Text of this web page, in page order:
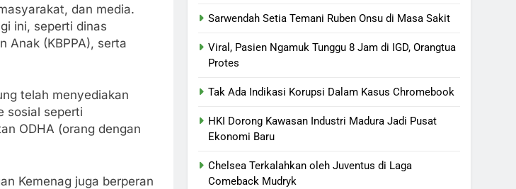
dan media.
ini, seperti dinas
Anak (KBPPA), serta
telah menyediakan
sosial seperti
ODHA (orang dengan
Kemenag juga berperan
Sarwendah Setia Temani Ruben Onsu di Masa Sakit
Viral, Pasien Ngamuk Tunggu 8 Jam di IGD, Orangtua
Protes
Tak Ada Indikasi Korupsi Dalam Kasus Chromebook
HKI Dorong Kawasan Industri Madura Jadi Pusat
Ekonomi Baru
Chelsea Terkalahkan oleh Juventus di Laga
Comeback Mudryk